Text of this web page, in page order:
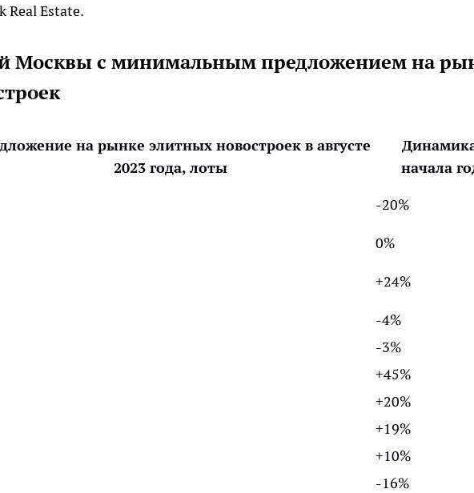
Real Estate.
Москвы с минимальным предложением на
на рынке элитных новостроек в августе
2023 года, лоты
начала
-20%
0%
+24%
-4%
-3%
+45%
+20%
+19%
+10%
-16%